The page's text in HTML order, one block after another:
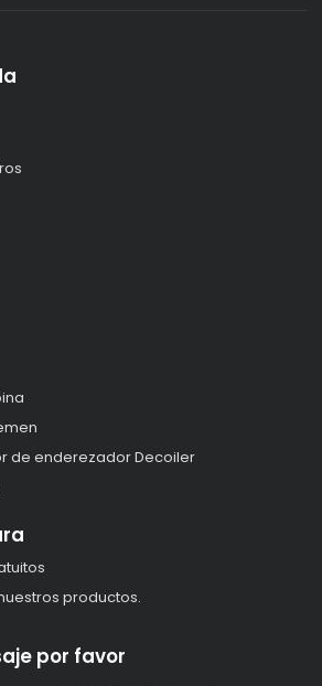
de enderezador Decoiler
productos.
por favor